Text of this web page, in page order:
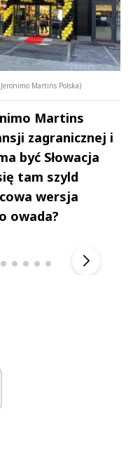
Martins Polska)
Martins
zagranicznej i
być Słowacja
tam szyld
wersja
owada?